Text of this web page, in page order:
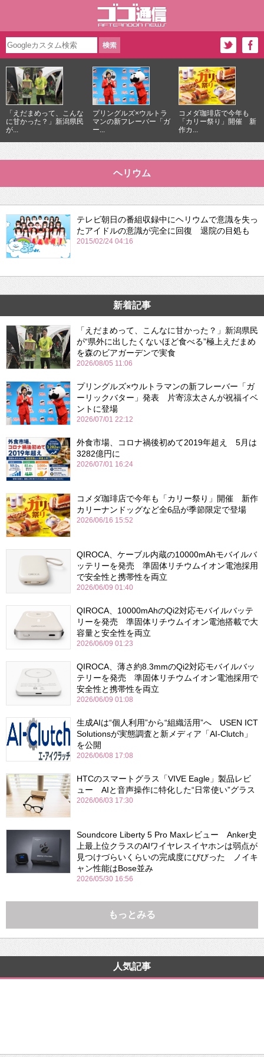
「えだまめって、こんな
に甘かった？」新潟県民
が...
プリングルズ×ウルトラ
マンの新フレーバー「ガ
ー...
コメダ珈琲店で今年も
「カリー祭り」開催 新
作カ...
ヘリウム
テレビ朝日の番組収録中にヘリウムで意識を失っ
たアイドルの意識が完全に回復 退院の目処も
2015/02/24 04:16
新着記事
「えだまめって、こんなに甘かった？」新潟県民
が“県外に出したくないほど食べる”極上えだまめ
を森のビアガーデンで実食
2026/08/05 11:06
プリングルズ×ウルトラマンの新フレーバー「ガ
ーリックバター」発表 片寄涼太さんが祝福イベ
ントに登場
2026/07/01 22:12
外食市場、コロナ禍後初めて2019年超え 5月は
3282億円に
2026/07/01 16:24
コメダ珈琲店で今年も「カリー祭り」開催 新作
カリーナンドッグなど全6品が季節限定で登場
2026/06/16 15:52
QIROCA、ケーブル内蔵の10000mAhモバイルバ
ッテリーを発売 準固体リチウムイオン電池採用
で安全性と携帯性を両立
2026/06/09 01:40
QIROCA、10000mAhのQi2対応モバイルバッテ
リーを発売 準固体リチウムイオン電池搭載で大
容量と安全性を両立
2026/06/09 01:23
QIROCA、薄さ約8.3mmのQi2対応モバイルバッ
テリーを発売 準固体リチウムイオン電池採用で
安全性と携帯性を両立
2026/06/09 01:08
生成AIは“個人利用”から“組織活用”へ USEN ICT
Solutionsが実態調査と新メディア「AI-Clutch」
を公開
2026/06/08 17:08
HTCのスマートグラス「VIVE Eagle」製品レビ
ュー AIと音声操作に特化した“日常使い”グラス
2026/06/03 17:30
Soundcore Liberty 5 Pro Maxレビュー Anker史
上最上位クラスのAIワイヤレスイヤホンは弱点が
見つけづらいくらいの完成度にびびった ノイキ
ャン性能はBose並み
2026/05/30 16:56
もっとみる
人気記事